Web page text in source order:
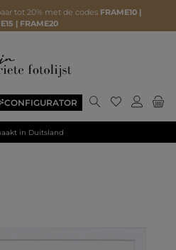
tot 20% met de codes FRAME10 |
| FRAME20
CONFIGURATOR
in Duitsland